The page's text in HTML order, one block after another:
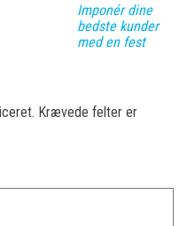
Imponér dine
bedste kunder
med en fest
Krævede felter er